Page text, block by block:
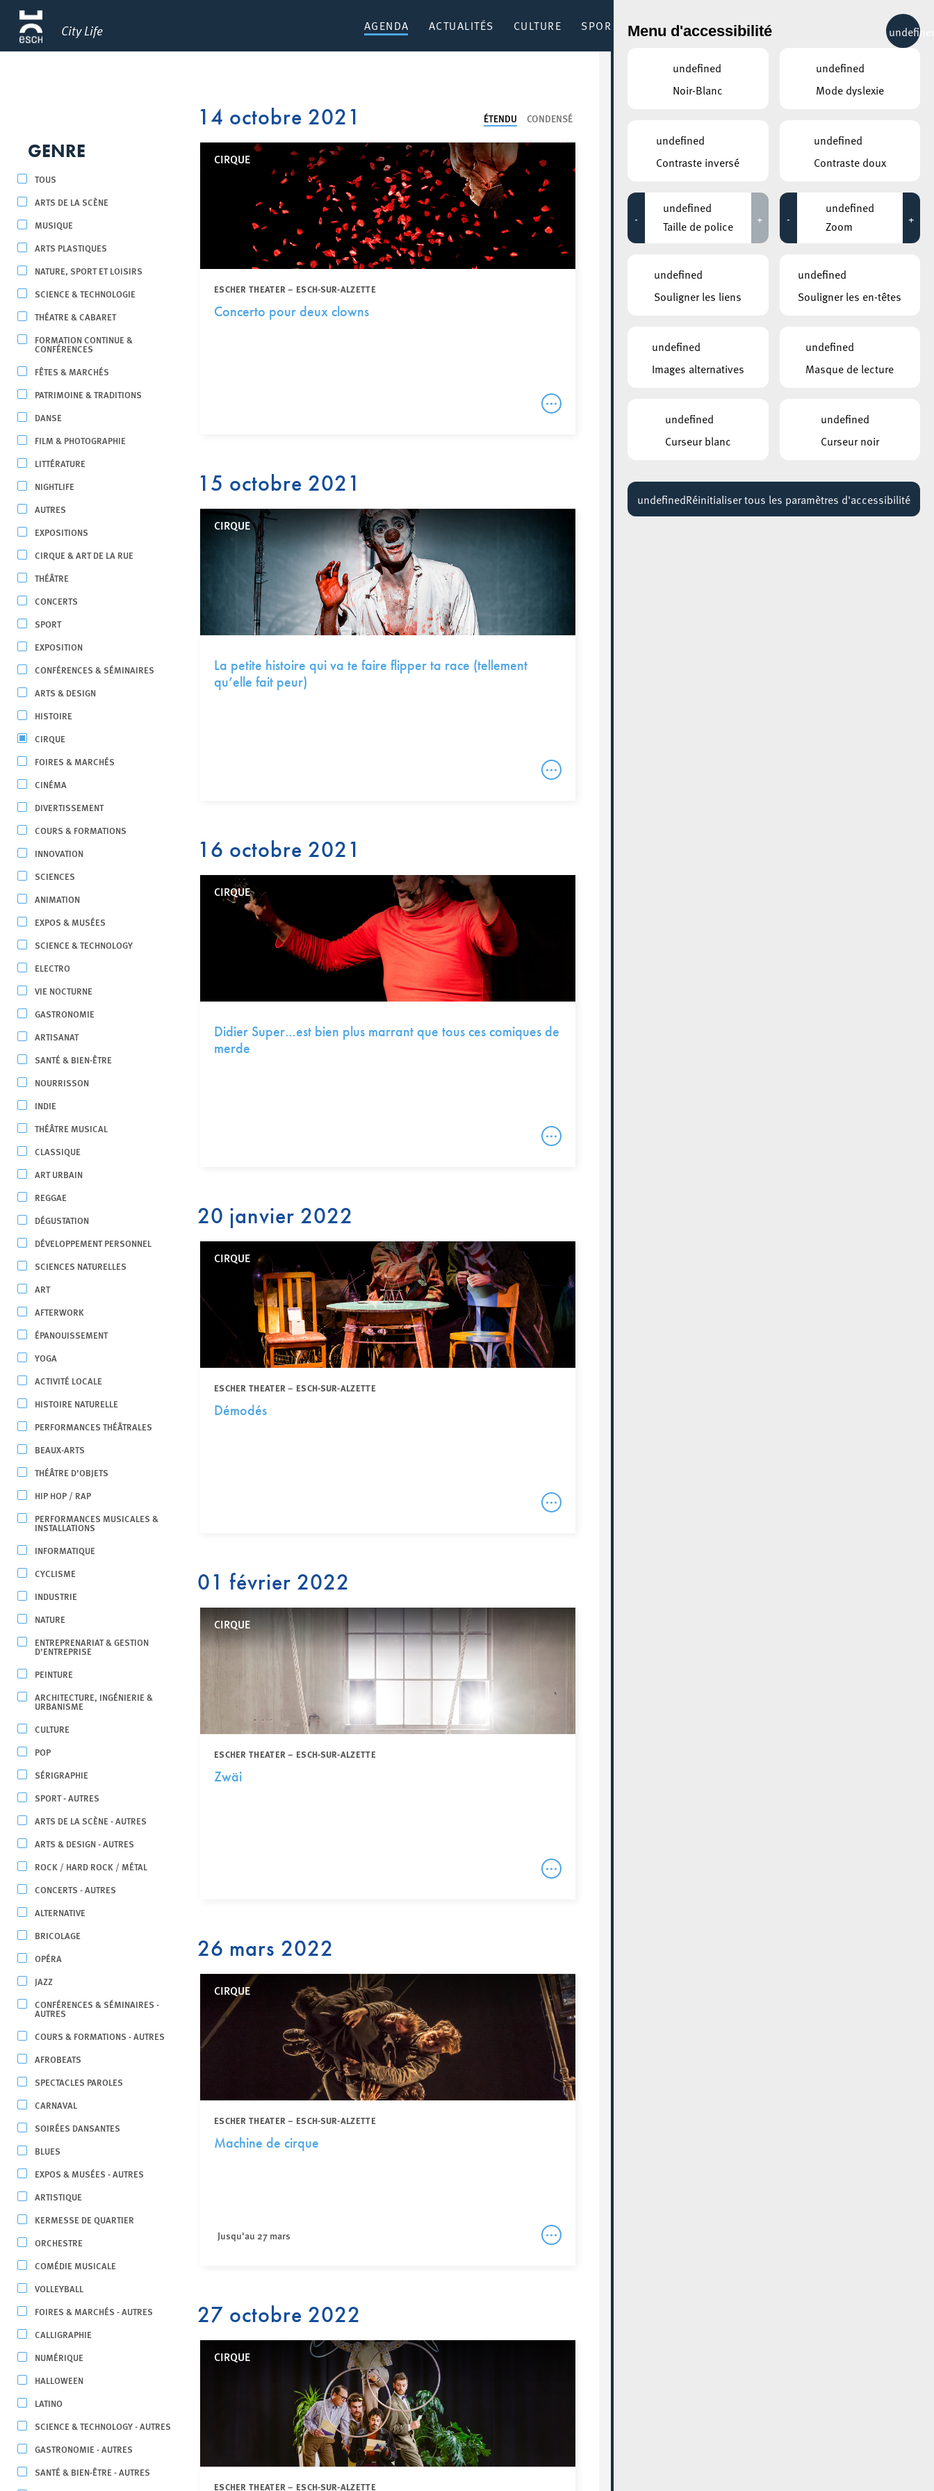
City Life AGENDA ACTUALITÉS CULTURE SPORT & RÉCRÉATION MOBILITÉ
GENRE
TOUS
ARTS DE LA SCÈNE
MUSIQUE
ARTS PLASTIQUES
NATURE, SPORT ET LOISIRS
SCIENCE & TECHNOLOGIE
THÉATRE & CABARET
FORMATION CONTINUE &
CONFÉRENCES
FÊTES & MARCHÉS
PATRIMOINE & TRADITIONS
DANSE
FILM & PHOTOGRAPHIE
LITTÉRATURE
NIGHTLIFE
AUTRES
EXPOSITIONS
CIRQUE & ART DE LA RUE
THÉÂTRE
CONCERTS
SPORT
EXPOSITION
CONFÉRENCES & SÉMINAIRES
ARTS & DESIGN
HISTOIRE
CIRQUE
FOIRES & MARCHÉS
CINÉMA
DIVERTISSEMENT
COURS & FORMATIONS
INNOVATION
SCIENCES
ANIMATION
EXPOS & MUSÉES
SCIENCE & TECHNOLOGY
ELECTRO
VIE NOCTURNE
GASTRONOMIE
ARTISANAT
SANTÉ & BIEN-ÊTRE
NOURRISSON
INDIE
THÉÂTRE MUSICAL
CLASSIQUE
ART URBAIN
REGGAE
DÉGUSTATION
DÉVELOPPEMENT PERSONNEL
SCIENCES NATURELLES
ART
AFTERWORK
ÉPANOUISSEMENT
YOGA
ACTIVITÉ LOCALE
HISTOIRE NATURELLE
PERFORMANCES THÉÂTRALES
BEAUX-ARTS
THÉÂTRE D’OBJETS
HIP HOP / RAP
PERFORMANCES MUSICALES &
INSTALLATIONS
INFORMATIQUE
CYCLISME
INDUSTRIE
NATURE
ENTREPRENARIAT & GESTION
D’ENTREPRISE
PEINTURE
ARCHITECTURE, INGÉNIERIE &
URBANISME
CULTURE
POP
SÉRIGRAPHIE
SPORT - AUTRES
ARTS DE LA SCÈNE - AUTRES
ARTS & DESIGN - AUTRES
ROCK / HARD ROCK / MÉTAL
CONCERTS - AUTRES
ALTERNATIVE
BRICOLAGE
OPÉRA
JAZZ
CONFÉRENCES & SÉMINAIRES -
AUTRES
COURS & FORMATIONS - AUTRES
AFROBEATS
SPECTACLES PAROLES
CARNAVAL
SOIRÉES DANSANTES
BLUES
EXPOS & MUSÉES - AUTRES
ARTISTIQUE
KERMESSE DE QUARTIER
ORCHESTRE
COMÉDIE MUSICALE
VOLLEYBALL
FOIRES & MARCHÉS - AUTRES
CALLIGRAPHIE
NUMÉRIQUE
HALLOWEEN
LATINO
SCIENCE & TECHNOLOGY - AUTRES
GASTRONOMIE - AUTRES
SANTÉ & BIEN-ÊTRE - AUTRES
ÉTENDU CONDENSÉ
14 octobre 2021
CIRQUE
ESCHER THEATER – ESCH-SUR-ALZETTE
Concerto pour deux clowns
15 octobre 2021
CIRQUE
La petite histoire qui va te faire flipper ta race (tellement
qu’elle fait peur)
16 octobre 2021
CIRQUE
Didier Super…est bien plus marrant que tous ces comiques de
merde
20 janvier 2022
CIRQUE
ESCHER THEATER – ESCH-SUR-ALZETTE
Démodés
01 février 2022
CIRQUE
ESCHER THEATER – ESCH-SUR-ALZETTE
Zwäi
26 mars 2022
CIRQUE
ESCHER THEATER – ESCH-SUR-ALZETTE
Machine de cirque
Jusqu'au 27 mars
27 octobre 2022
CIRQUE
ESCHER THEATER – ESCH-SUR-ALZETTE
ÉVÉNEMENTS CONTINUS
10 AOÛT 2020
Yoga in the city
Jusqu'au 23 août
Exposition : Sollbruchstelle de Max
Mertens
Jusqu'au 05 septembre
MBSR – Conference Mindfulness
Jusqu'au 05 octobre
24°C
Menu d'accessibilité
undefined
Noir-Blanc
undefined
Mode dyslexie
undefined
Contraste inversé
undefined
Contraste doux
-
undefined
Taille de police
+ -
undefined
Zoom
+
undefined
Souligner les liens
undefined
Souligner les en-têtes
undefined
Images alternatives
undefined
Masque de lecture
undefined
Curseur blanc
undefined
Curseur noir
undefinedRéinitialiser tous les paramètres d'accessibilité